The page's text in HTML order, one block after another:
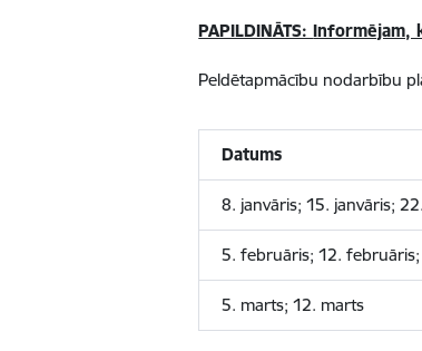
PAPILDINĀTS:Informējam,
Peldētapmācību nodarbību
Datums
8. janvāris;15. janvāris;
5. februāris;12.
5. marts;12. marts